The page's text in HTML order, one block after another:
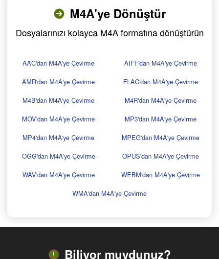
M4A'ye Dönüştür
Dosyalarınızı kolayca M4A formatına dönüştürün
AAC'dan M4A'ye Çevirme
AIFF'dan M4A'ye Çevirme
AMR'dan M4A'ye Çevirme
FLAC'dan M4A'ye Çevirme
M4B'dan M4A'ye Çevirme
M4R'dan M4A'ye Çevirme
MOV'dan M4A'ye Çevirme
MP3'dan M4A'ye Çevirme
MP4'dan M4A'ye Çevirme
MPEG'dan M4A'ye Çevirme
OGG'dan M4A'ye Çevirme
OPUS'dan M4A'ye Çevirme
WAV'dan M4A'ye Çevirme
WEBM'dan M4A'ye Çevirme
WMA'dan M4A'ye Çevirme
Biliyor muydunuz?